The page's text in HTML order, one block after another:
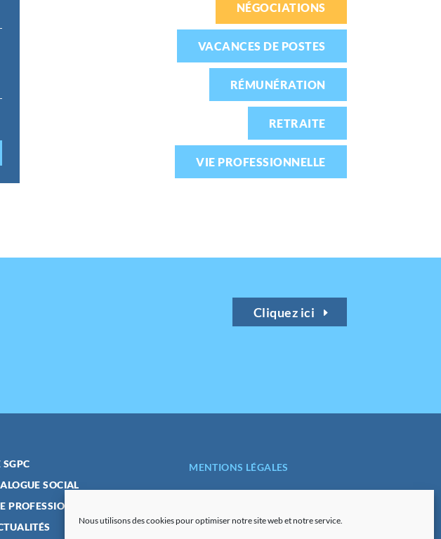
Nous utilisons des cookies pour optimiser notre site web et notre service.
NÉGOCIATIONS
VACANCES DE POSTES
RÉMUNÉRATION
RETRAITE
VIE PROFESSIONNELLE
Cliquez ici
SGPC
SOCIAL
PROFESSIONNELLE
MENTIONS LÉGALES